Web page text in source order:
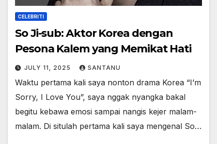
CELEBRITI
So Ji-sub: Aktor Korea dengan
Pesona Kalem yang Memikat Hati
JULY 11, 2025 SANTANU
Waktu pertama kali saya nonton drama Korea “I’m
Sorry, I Love You”, saya nggak nyangka bakal
begitu kebawa emosi sampai nangis kejer malam-
malam. Di situlah pertama kali saya mengenal So…